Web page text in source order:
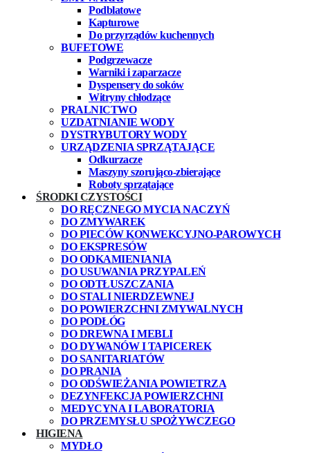
Podblatowe
Kapturowe
Do przyrządów kuchennych
BUFETOWE
Podgrzewacze
Warniki i zaparzacze
Dyspensery do soków
Witryny chłodzące
PRALNICTWO
UZDATNIANIE WODY
DYSTRYBUTORY WODY
URZĄDZENIA SPRZĄTAJĄCE
Odkurzacze
Maszyny szorująco-zbierające
Roboty sprzątające
ŚRODKI CZYSTOŚCI
DO RĘCZNEGO MYCIA NACZYŃ
DO ZMYWAREK
DO PIECÓW KONWEKCYJNO-PAROWYCH
DO EKSPRESÓW
DO ODKAMIENIANIA
DO USUWANIA PRZYPALEŃ
DO ODTŁUSZCZANIA
DO STALI NIERDZEWNEJ
DO POWIERZCHNI ZMYWALNYCH
DO PODŁÓG
DO DREWNA I MEBLI
DO DYWANÓW I TAPICEREK
DO SANITARIATÓW
DO PRANIA
DO ODŚWIEŻANIA POWIETRZA
DEZYNFEKCJA POWIERZCHNI
MEDYCYNA I LABORATORIA
DO PRZEMYSŁU SPOŻYWCZEGO
HIGIENA
MYDŁO